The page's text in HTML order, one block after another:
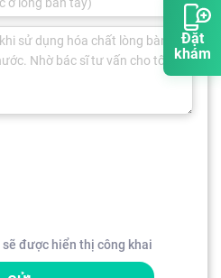
Đặt
khám
được hiển thị công khai